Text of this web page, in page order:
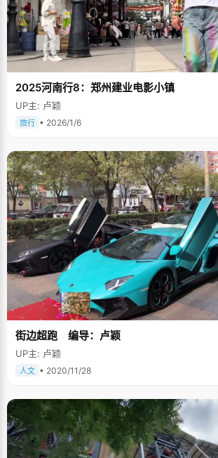
2025河南行8：郑州建业电影小镇
UP主: 卢颖
旅行 • 2026/1/6
街边超跑 编导：卢颖
UP主: 卢颖
人文 • 2020/11/28